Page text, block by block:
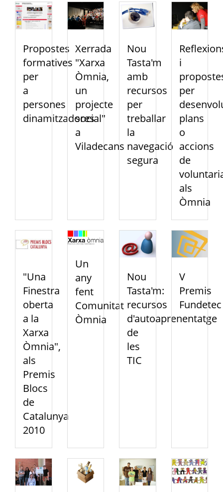
Propostes
formatives
per
a
persones
dinamitzadores
Xerrada
"Xarxa
Òmnia,
un
projecte
social"
a
Viladecans
Nou
Tasta'm
amb
recursos
per
treballar
la
navegació
segura
i
per
plans
o
accions
de
als
Òmnia
"Una
Finestra
oberta
a la
Xarxa
Òmnia",
als
Premis
Blocs
de
Catalunya
2010
Un
any
fent
Comunitat
Òmnia
Nou
Tasta'm:
recursos
d'autoaprenentatge
de
les
TIC
V
Premis
Fundetec